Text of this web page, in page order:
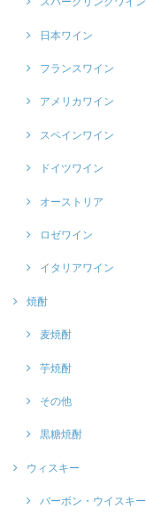
日本ワイン
フランスワイン
アメリカワイン
スペインワイン
ドイツワイン
オーストリア
ロゼワイン
イタリアワイン
焼酎
麦焼酎
芋焼酎
その他
黒糖焼酎
ウィスキー
バーボン・ウイスキー